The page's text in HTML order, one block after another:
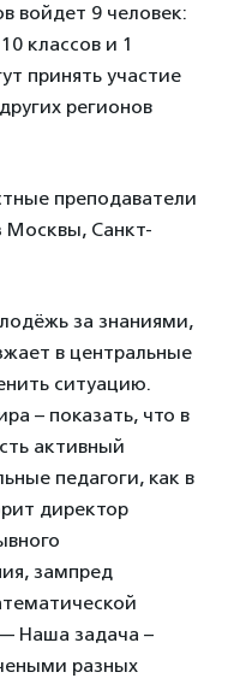
войдет 9 человек:
классов и 1
принять участие
регионов
преподаватели
Москвы, Санкт-
за знаниями,
в центральные
ситуацию.
– показать, что в
активный
педагоги, как в
директор
зампред
Наша задача –
разных